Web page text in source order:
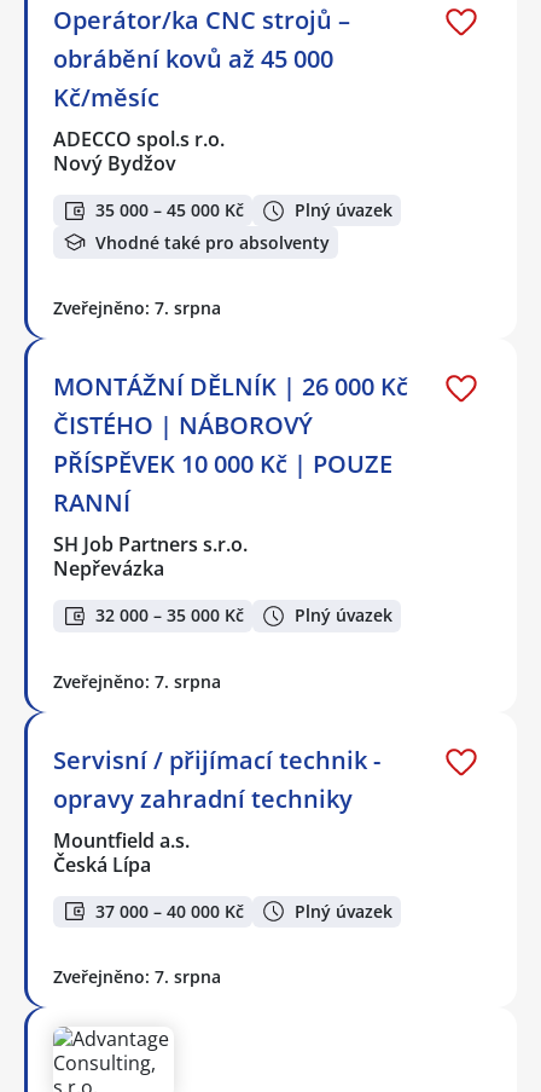
Operátor/ka CNC strojů –
obrábění kovů až 45 000
Kč/měsíc
ADECCO spol.s r.o.
Nový Bydžov
35 000 – 45 000 Kč
Plný úvazek
Vhodné také pro absolventy
Zveřejněno: 7. srpna
MONTÁŽNÍ DĚLNÍK | 26 000 Kč
ČISTÉHO | NÁBOROVÝ
PŘÍSPĚVEK 10 000 Kč | POUZE
RANNÍ
SH Job Partners s.r.o.
Nepřevázka
32 000 – 35 000 Kč Plný úvazek
Zveřejněno: 7. srpna
Servisní / přijímací technik -
opravy zahradní techniky
Mountfield a.s.
Česká Lípa
37 000 – 40 000 Kč Plný úvazek
Zveřejněno: 7. srpna